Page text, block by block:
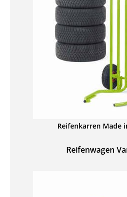
Reifenkarren Made
Reifenwagen